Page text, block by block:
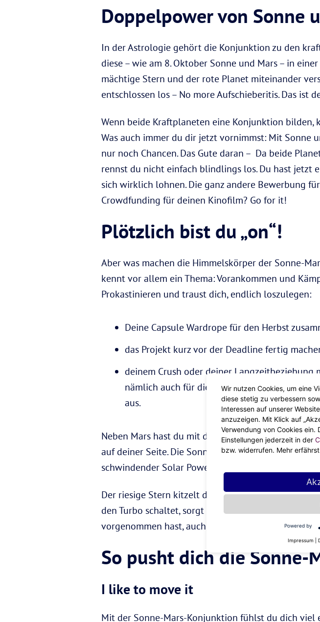
Doppelpower von Sonne
In der Astrologie gehört die Konjunktion zu den
diese – wie am 8. Oktober Sonne und Mars – in
mächtige Stern und der rote Planet miteinander
entschlossen los – No more Aufschieberitis. Das ist
Wenn beide Kraftplaneten eine Konjunktion bilden,
Was auch immer du dir jetzt vornimmst: Mit Sonne
nur noch Chancen. Das Gute daran – Da beide
rennst du nicht einfach blindlings los. Du hast jetzt
sich wirklich lohnen. Die ganz andere Bewerbung
Crowdfunding für deinen Kinofilm? Go for it!
Plötzlich bist du „on“!
Aber was machen die Himmelskörper der Sonne-
kennt vor allem ein Thema: Vorankommen und
Prokastinieren und traust dich, endlich loszulegen:
Deine Capsule Wardrope für den Herbst
das Projekt kurz vor der Deadline fertig
deinem Crush oder deiner
nämlich auch für die heißen Vibes zwischen
aus.
Neben Mars hast du mit der Konjunktion am 8.
auf deiner Seite. Die Sonne selbst geht mit Mars
schwindender Solar Power im
Der riesige Stern kitzelt dein Selbstbewusst sein
den Turbo schaltet, sorgt die Sonne während
vorgenommen hast, auch tatsächlich bis zum Ende
So pusht dich die Sonne-
I like to move it
Mit der Sonne-Mars-Konjunktion fühlst du dich viel
Wir nutzen Cookies, um eine
diese stetig zu verbessern
Interessen auf unserer
anzuzeigen. Mit Klick auf
Verwendung von Cookies ein.
Einstellungen jederzeit in der
bzw. widerrufen. Mehr
Powered by
Impressum